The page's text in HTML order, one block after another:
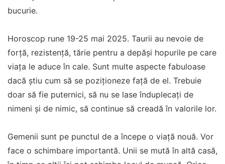
bucurie.
Horoscop rune 19-25 mai 2025. Taurii au nevoie de
forță, rezistență, tărie pentru a depăși hopurile pe care
viața le aduce în cale. Sunt multe aspecte fabuloase
dacă știu cum să se poziționeze față de el. Trebuie
doar să fie puternici, să nu se lase înduplecați de
nimeni și de nimic, să continue să creadă în valorile lor.
Gemenii sunt pe punctul de a începe o viață nouă. Vor
face o schimbare importantă. Unii se mută în altă casă,